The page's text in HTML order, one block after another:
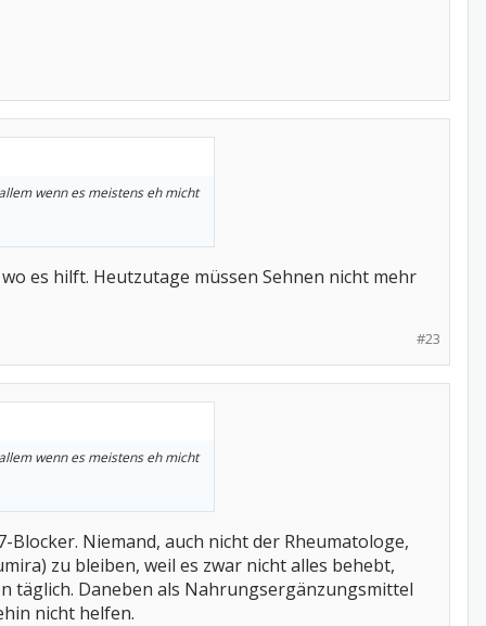
wenn es meistens eh micht
es hilft. Heutzutage müssen Sehnen nicht mehr
#23
wenn es meistens eh micht
Blocker. Niemand, auch nicht der Rheumatologe,
zu bleiben, weil es zwar nicht alles behebt,
täglich. Daneben als Nahrungsergänzungsmittel
nicht helfen.